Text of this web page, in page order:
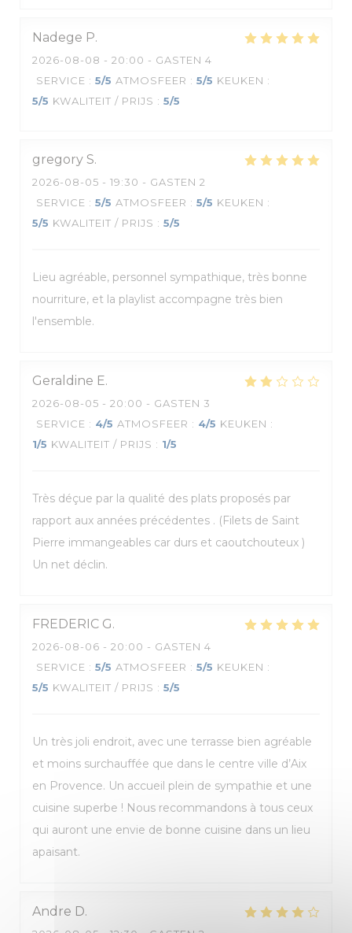
Nadege P
2026-08-08 - 20:00 - GASTEN 4
SERVICE : 5/5 ATMOSFEER : 5/5 KEUKEN :
5/5 KWALITEIT / PRIJS : 5/5
gregory S
2026-08-05 - 19:30 - GASTEN 2
SERVICE : 5/5 ATMOSFEER : 5/5 KEUKEN :
5/5 KWALITEIT / PRIJS : 5/5
Lieu agréable, personnel sympathique, très bonne
nourriture, et la playlist accompagne très bien
l'ensemble.
Geraldine E
2026-08-05 - 20:00 - GASTEN 3
SERVICE : 4/5 ATMOSFEER : 4/5 KEUKEN :
1/5 KWALITEIT / PRIJS : 1/5
Très déçue par la qualité des plats proposés par
rapport aux années précédentes . (Filets de Saint
Pierre immangeables car durs et caoutchouteux )
Un net déclin.
FREDERIC G
2026-08-06 - 20:00 - GASTEN 4
SERVICE : 5/5 ATMOSFEER : 5/5 KEUKEN :
5/5 KWALITEIT / PRIJS : 5/5
Un très joli endroit, avec une terrasse bien agréable
et moins surchauffée que dans le centre ville d’Aix
en Provence. Un accueil plein de sympathie et une
cuisine superbe ! Nous recommandons à tous ceux
qui auront une envie de bonne cuisine dans un lieu
apaisant.
Andre D